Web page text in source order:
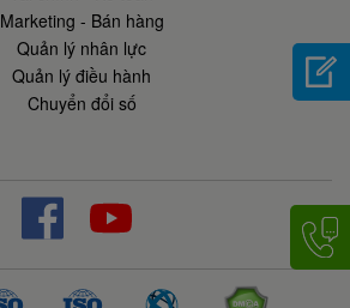
Marketing - Bán hàng
Quản lý nhân lực
Quản lý điều hành
Chuyển đổi số